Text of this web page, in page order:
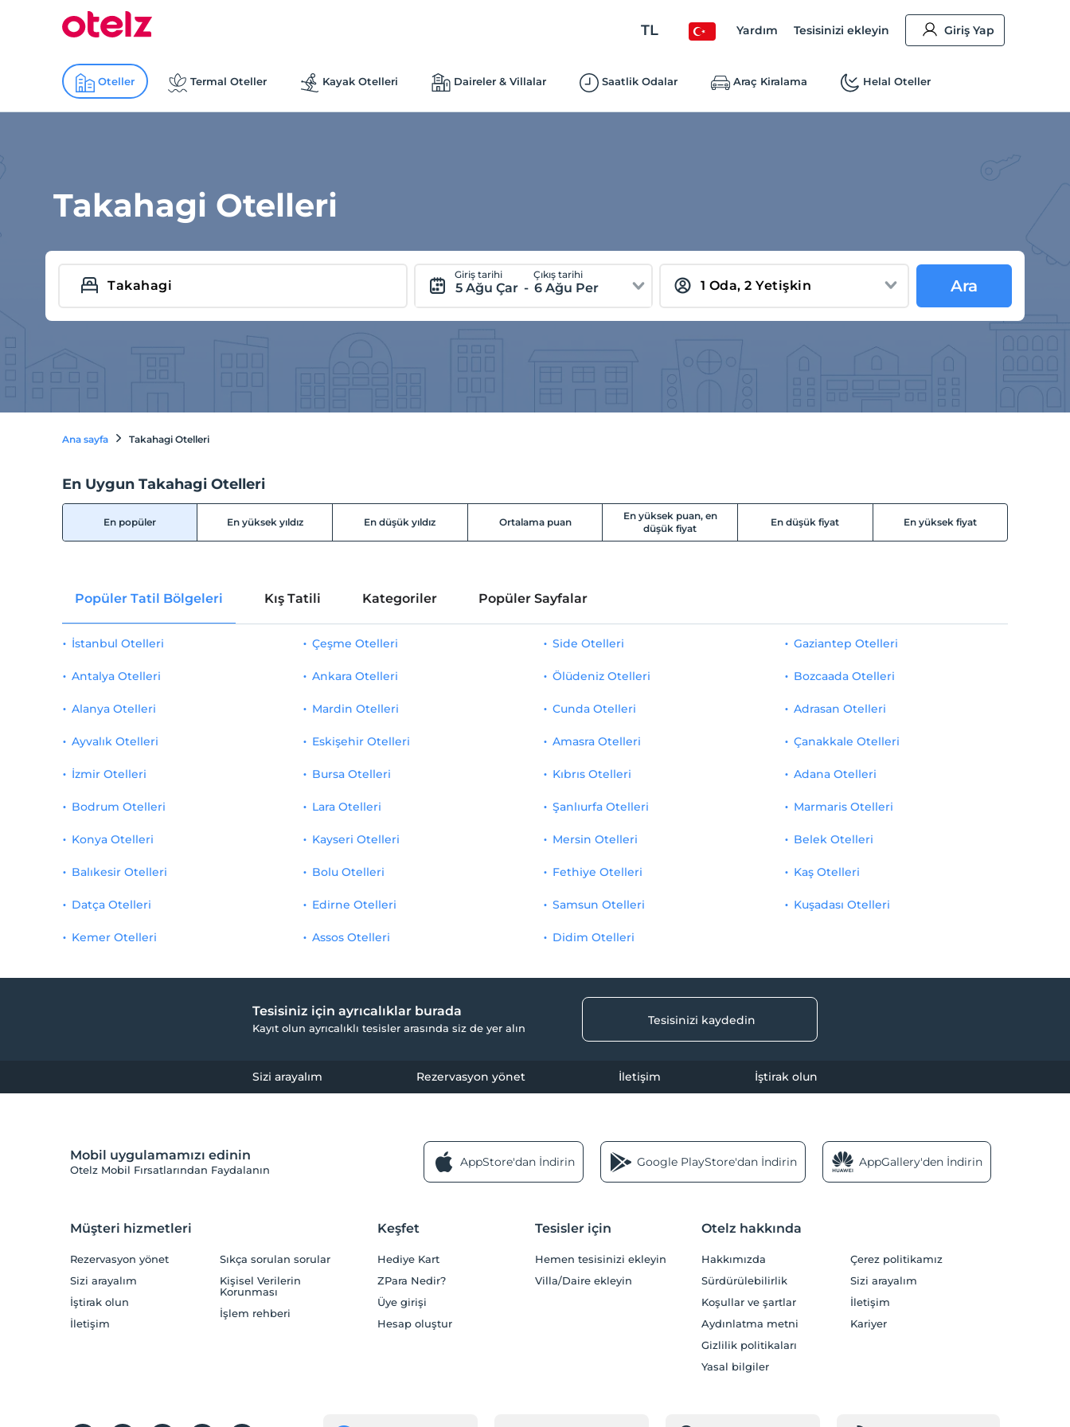
TL Yardım Tesisinizi ekleyin Giriş Yap
Oteller Termal Oteller Kayak Otelleri Daireler & Villalar Saatlik Odalar Araç Kiralama Helal Oteller
Takahagi Otelleri
Giriş tarihi
5 Ağu Çar -
Çıkış tarihi
6 Ağu Per Ara
Ana sayfa Takahagi Otelleri
En Uygun Takahagi Otelleri
En popüler En yüksek yıldız En düşük yıldız Ortalama puan
En yüksek puan, en
düşük fiyat
En düşük fiyat En yüksek fiyat
Popüler Tatil Bölgeleri Kış Tatili Kategoriler Popüler Sayfalar
İstanbul Otelleri
Antalya Otelleri
Alanya Otelleri
Ayvalık Otelleri
İzmir Otelleri
Çeşme Otelleri
Ankara Otelleri
Mardin Otelleri
Eskişehir Otelleri
Bursa Otelleri
Side Otelleri
Ölüdeniz Otelleri
Cunda Otelleri
Amasra Otelleri
Kıbrıs Otelleri
Gaziantep Otelleri
Bozcaada Otelleri
Adrasan Otelleri
Çanakkale Otelleri
Adana Otelleri
Bodrum Otelleri
Konya Otelleri
Balıkesir Otelleri
Datça Otelleri
Kemer Otelleri
Lara Otelleri
Kayseri Otelleri
Bolu Otelleri
Edirne Otelleri
Assos Otelleri
Şanlıurfa Otelleri
Mersin Otelleri
Fethiye Otelleri
Samsun Otelleri
Didim Otelleri
Marmaris Otelleri
Belek Otelleri
Kaş Otelleri
Kuşadası Otelleri
Tesisiniz için ayrıcalıklar burada
Kayıt olun ayrıcalıklı tesisler arasında siz de yer alın
Tesisinizi kaydedin
Sizi arayalım Rezervasyon yönet İletişim İştirak olun
Mobil uygulamamızı edinin
Otelz Mobil Fırsatlarından Faydalanın
AppStore'dan İndirin Google PlayStore'dan İndirin AppGallery'den İndirin
Müşteri hizmetleri
Rezervasyon yönet
Sizi arayalım
İştirak olun
İletişim
Sıkça sorulan sorular
Kişisel Verilerin
Korunması
İşlem rehberi
Keşfet
Hediye Kart
ZPara Nedir?
Üye girişi
Hesap oluştur
Tesisler için
Hemen tesisinizi ekleyin
Villa/Daire ekleyin
Otelz hakkında
Hakkımızda
Sürdürülebilirlik
Koşullar ve şartlar
Aydınlatma metni
Gizlilik politikaları
Yasal bilgiler
Çerez politikamız
Sizi arayalım
İletişim
Kariyer